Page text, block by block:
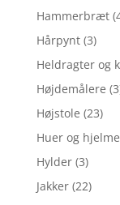
Hammerbræt
Hårpynt (3)
Heldragter og
Højdemålere
Højstole (23)
Huer og hjelme
Hylder (3)
Jakker (22)